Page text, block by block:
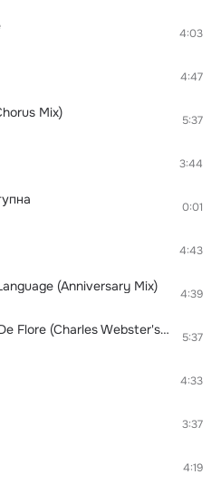
4:03
4:47
Mix) 5:37
3:44
0:01
4:43
(Anniversary Mix) 4:39
Paris Lounge - Cafe De Flore (Charles Webster's Latin Lover) 5:37
4:33
3:37
4:19